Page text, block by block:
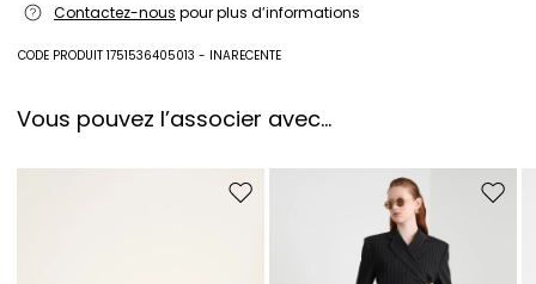
caractéristiques environnementales
Contactez-nous pour plus d’informations
CODE PRODUIT 1751536405013 - INARECENTE
Vous pouvez l’associer avec…
Ajouter vers la liste de souhaits